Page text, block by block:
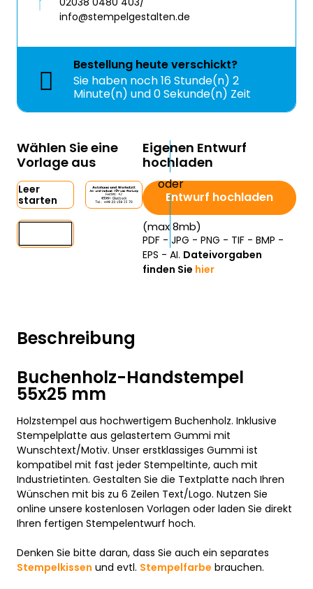
Beschreibung
Buchenholz-Handstempel
55x25 mm
Holzstempel aus hochwertigem Buchenholz. Inklusive
Stempelplatte aus gelastertem Gummi mit
Wunschtext/Motiv. Unser erstklassiges Gummi ist
kompatibel mit fast jeder Stempeltinte, auch mit
Industrietinten. Gestalten Sie die Textplatte nach Ihren
Wünschen mit bis zu 6 Zeilen Text/Logo. Nutzen Sie
online unsere kostenlosen Vorlagen oder laden Sie direkt
Ihren fertigen Stempelentwurf hoch.
Denken Sie bitte daran, dass Sie auch ein separates
Stempelkissen und evtl. Stempelfarbe brauchen.
info@stempelgestalten.de
Bestellung heuteverschickt?
Sie haben noch16 Stunde(n) 2
Minute(n) und 0 Sekunde(n) Zeit
Wählen Sie eine
Vorlage aus
Leer
starten
Eigenen Entwurf
hochladen
Entwurf hochladen
(max 8mb)
PDF - JPG - PNG - TIF - BMP -
EPS - AI. Dateivorgaben
finden Sie hier